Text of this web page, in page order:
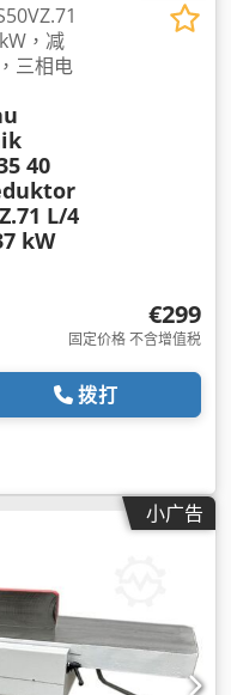
，减
三相电
40
L/4
kW
€299
固定价格 不含增值税
拨打
小广告